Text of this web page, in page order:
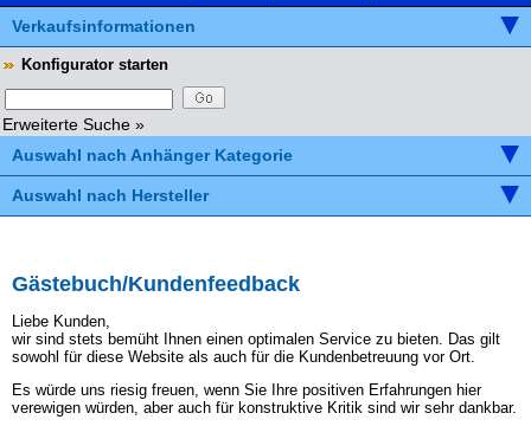
Verkaufsinformationen
Konfigurator starten
Erweiterte Suche »
Auswahl nach Anhänger Kategorie
Auswahl nach Hersteller
Gästebuch/Kundenfeedback
Liebe Kunden,
wir sind stets bemüht Ihnen einen optimalen Service zu bieten. Das gilt
sowohl für diese Website als auch für die Kundenbetreuung vor Ort.
Es würde uns riesig freuen, wenn Sie Ihre positiven Erfahrungen hier
verewigen würden, aber auch für konstruktive Kritik sind wir sehr dankbar.